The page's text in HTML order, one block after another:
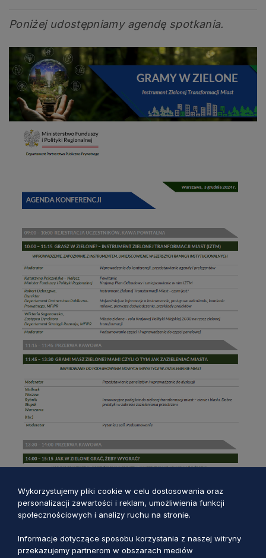
Poniżej udostępniamy agendę spotkania.
Wykorzystujemy pliki cookie w celu dostosowania oraz
społecznościowych i analizy ruchu na stronie.
społecznościowych, reklamy oraz analizy danych. Partnerzy
mogą łączyć te informacje z innymi danymi otrzymanymi od
Ciebie lub uzyskanymi w trakcie korzystania z ich usług.
korzystali ze wszystkich rodzajów cookies. Aby samemu
zdecydować, które rodzaje cookies akceptujesz, wybierz